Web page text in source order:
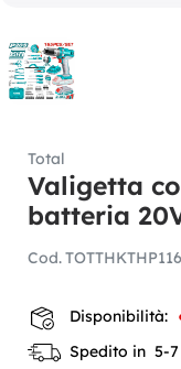
Total
Valigetta
batteria
Cod.
Disponibilità:
Spedito in 5-